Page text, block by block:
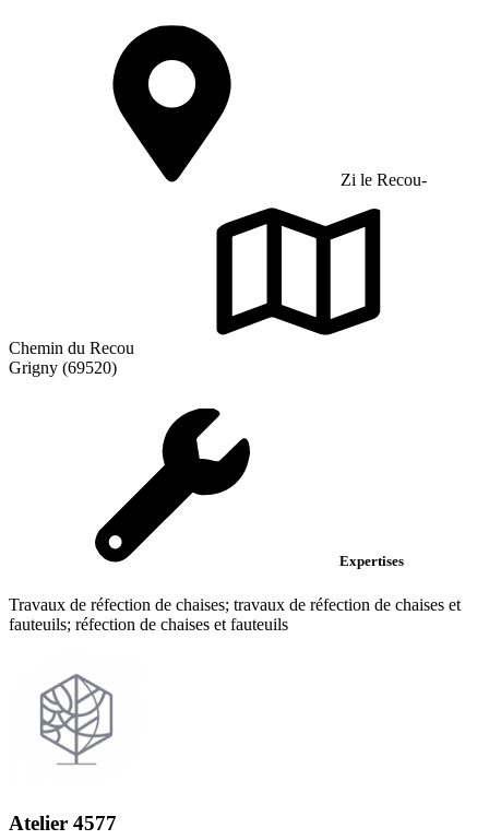
Zi le Recou-
Chemin du Recou
Grigny (69520)
Expertises
Travaux de réfection de chaises; travaux de réfection de chaises et
fauteuils; réfection de chaises et fauteuils
Atelier 4577